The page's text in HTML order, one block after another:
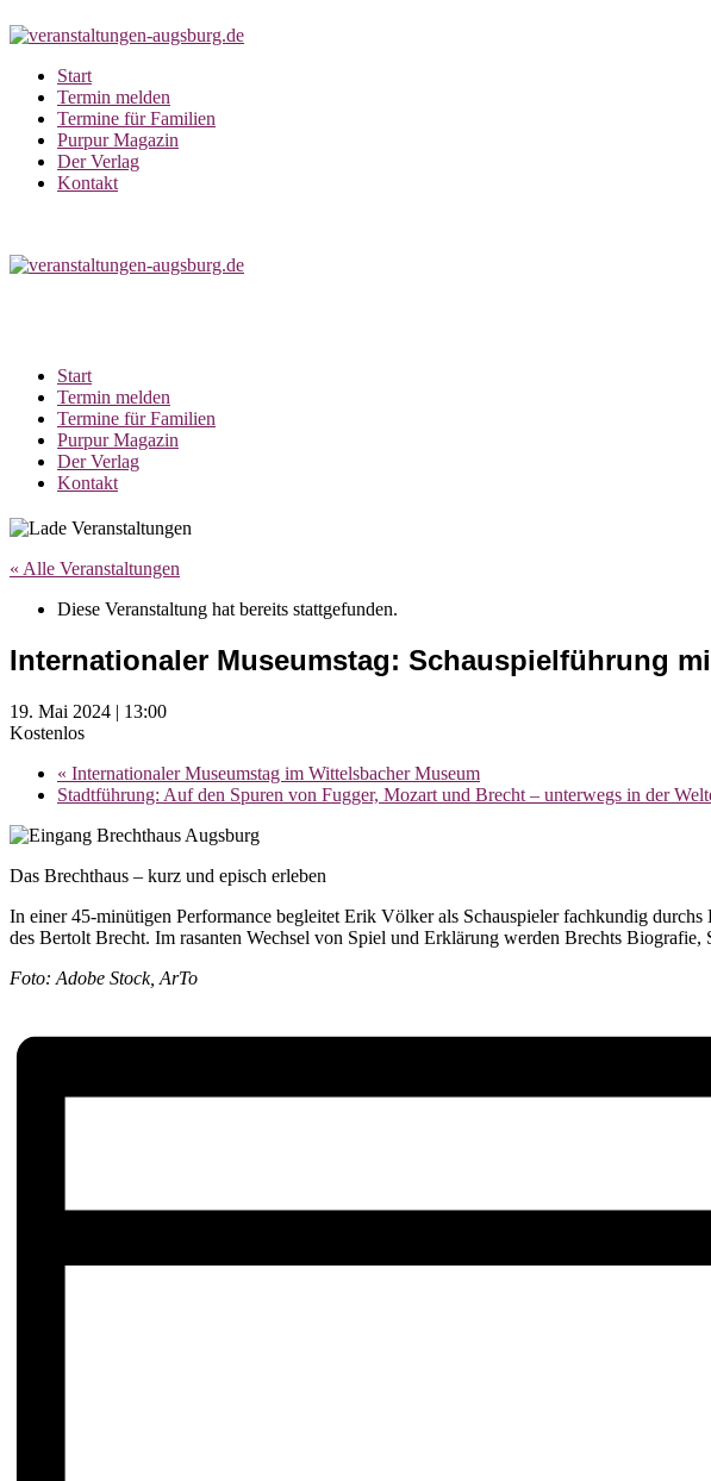
Inhalt
Start
Termin melden
Termine für Familien
Purpur Magazin
Der Verlag
Kontakt
Start
Termin melden
Termine für Familien
Purpur Magazin
Der Verlag
Kontakt
« Alle Veranstaltungen
Diese Veranstaltung hat bereits stattgefunden.
Internationaler Museumstag: Schauspielführung
19. Mai 2024 | 13:00
Kostenlos
« Internationaler Museumstag im Wittelsbacher Museum
Stadtführung: Auf den Spuren von Fugger, Mozart und Brecht – unterwegs in der
Das Brechthaus – kurz und episch erleben
In einer 45-minütigen Performance begleitet Erik Völker als Schauspieler fachkundig
des Bertolt Brecht. Im rasanten Wechsel von Spiel und Erklärung werden Brechts Biografie,
Foto: Adobe Stock, ArTo